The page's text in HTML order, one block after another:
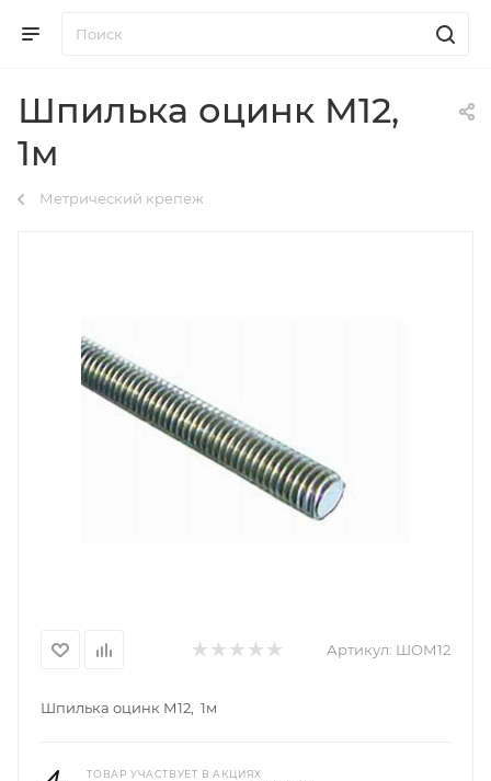
Шпилька оцинк М12,
1м
Метрический крепеж
Артикул: ШОМ12
Шпилька оцинк М12, 1м
ТОВАР УЧАСТВУЕТ В АКЦИЯХ